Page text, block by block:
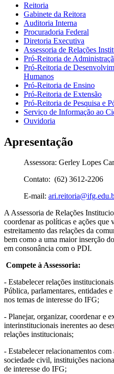
Reitoria
Gabinete da Reitora
Auditoria Interna
Procuradoria Federal
Diretoria Executiva
Assessoria de Relações
Pró-Reitoria de
Pró-Reitoria de
Humanos
Pró-Reitoria de Ensino
Pró-Reitoria de Extensão
Pró-Reitoria de Pesquisa e
Serviço de Informação ao
Ouvidoria
Apresentação
Assessora: Gerley Lopes
Contato: (62) 3612-2206
E-mail:
A Assessoria de Relações
coordenar as políticas e ações que
estreitamento das relações da
bem como a uma maior inserção
em consonância com o PDI.
Compete à Assessoria:
- Estabelecer relações
Pública, parlamentares, entidades
nos temas de interesse do IFG;
- Planejar, organizar, coordenar e
interinstitucionais inerentes ao
relações institucionais;
- Estabelecer relacionamentos com
sociedade civil, instituições
de interesse do IFG;